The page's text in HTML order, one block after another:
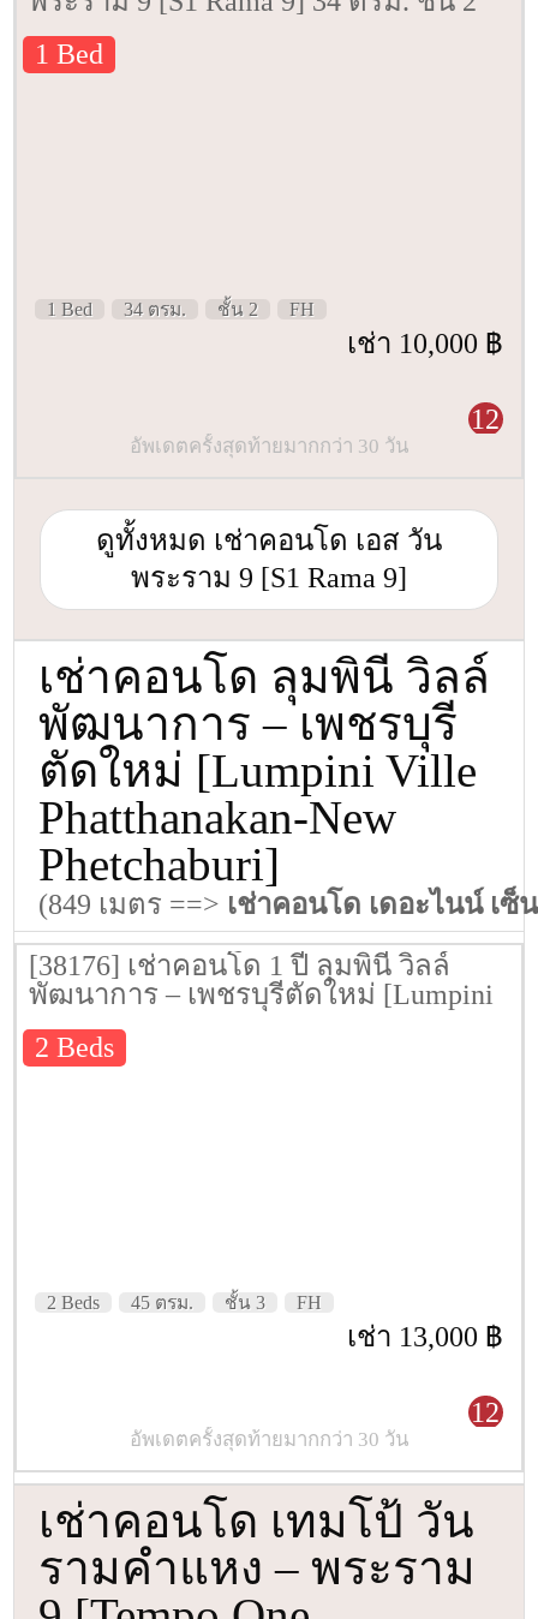
1 Bed
1 Bed 34 ตรม. ชั้น 2 FH
เช่า 10,000 ฿
12
อัพเดตครั้งสุดท้ายมากกว่า 30 วัน
ดูทั้งหมด เช่าคอนโด เอส วัน
พระราม 9 [S1 Rama 9]
เช่าคอนโด ลุมพินี วิลล์
พัฒนาการ – เพชรบุรี
ตัดใหม่ [Lumpini Ville
Phatthanakan-New
Phetchaburi]
(849 เมตร ==> เช่าคอนโด เดอะไนน์ เซ็
[38176] เช่าคอนโด 1 ปี ลุมพินี วิลล์
พัฒนาการ – เพชรบุรีตัดใหม่ [Lumpini
Ville Phatthanakan-New Phetchaburi] 45
ตรม. ชั้น 3
2 Beds
2 Beds 45 ตรม. ชั้น 3 FH
เช่า 13,000 ฿
12
อัพเดตครั้งสุดท้ายมากกว่า 30 วัน
เช่าคอนโด เทมโป้ วัน
รามคำแหง – พระราม